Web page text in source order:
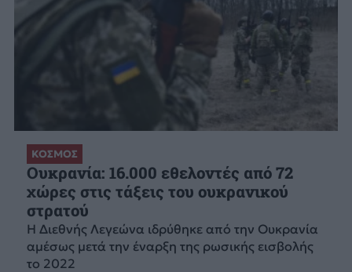
ΚΟΣΜΟΣ
Ουκρανία: 16.000 εθελοντές από 72
χώρες στις τάξεις του ουκρανικού
στρατού
Η Διεθνής Λεγεώνα ιδρύθηκε από την Ουκρανία
αμέσως μετά την έναρξη της ρωσικής εισβολής
το 2022